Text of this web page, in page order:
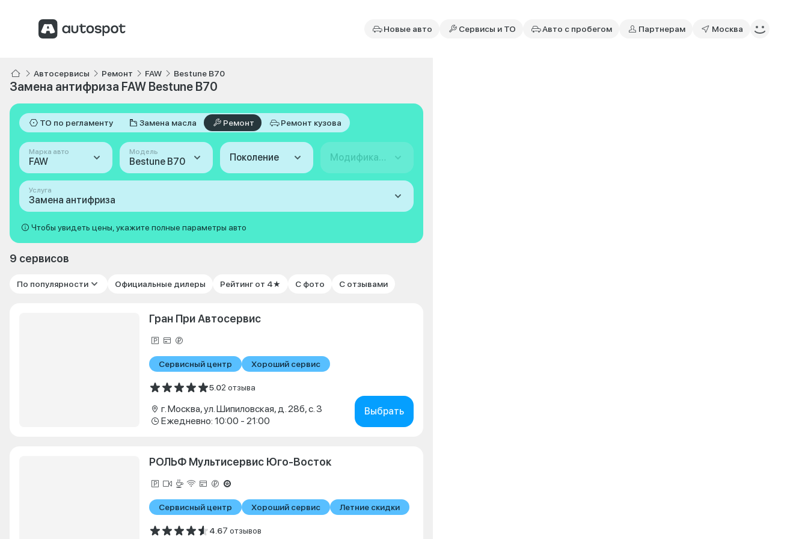
Новые авто Сервисы и ТО Авто с пробегом Партнерам Москва
Автосервисы Ремонт FAW Bestune B70
Замена антифриза FAW Bestune B70
ТО по регламенту Замена масла Ремонт Ремонт кузова
Марка авто
FAW
Модель
Bestune B70 Поколение Модификация
Услуга
Замена антифриза
Чтобы увидеть цены, укажите полные параметры авто
9 сервисов
По популярности Официальные дилеры Рейтинг от 4★ С фото С отзывами
Гран При Автосервис
Сервисный центр Хороший сервис
5.02 отзыва
г. Москва, ул. Шипиловская, д. 28б, с. 3
Ежедневно: 10:00 - 21:00
Выбрать
РОЛЬФ Мультисервис Юго-Восток
Сервисный центр Хороший сервис Летние скидки
4.67 отзывов